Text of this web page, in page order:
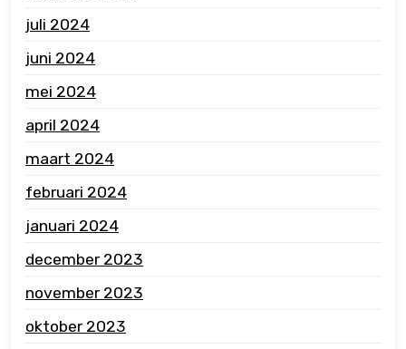
juli 2024
juni 2024
mei 2024
april 2024
maart 2024
februari 2024
januari 2024
december 2023
november 2023
oktober 2023